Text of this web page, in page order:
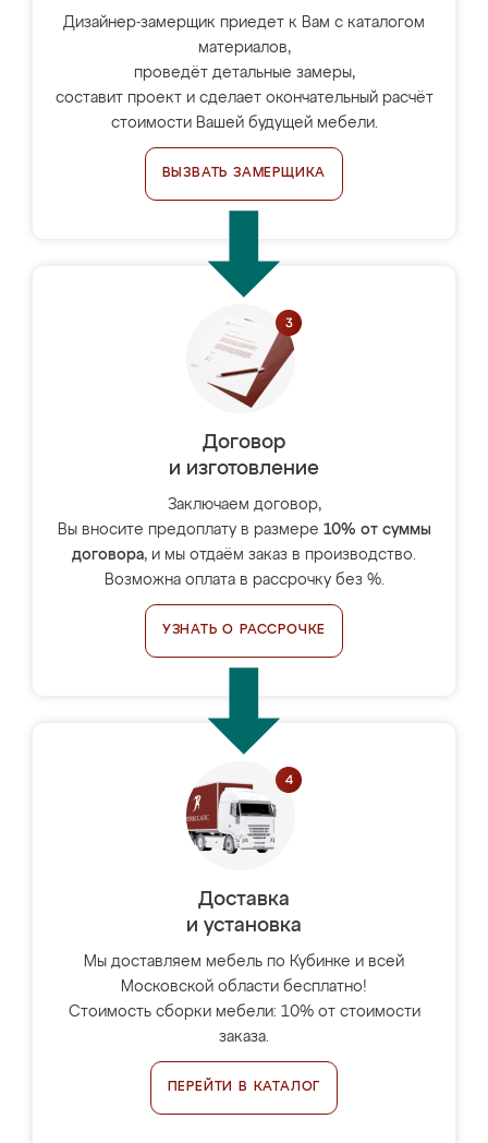
Дизайнер-замерщик приедет к Вам с каталогом
материалов,
проведёт детальные замеры,
составит проект и сделает окончательный расчёт
стоимости Вашей будущей мебели.
ВЫЗВАТЬ ЗАМЕРЩИКА
Договор
и изготовление
Заключаем договор,
Вы вносите предоплату в размере 10% от суммы
договора, и мы отдаём заказ в производство.
Возможна оплата в рассрочку без %.
УЗНАТЬ О РАССРОЧКЕ
Доставка
и установка
Мы доставляем мебель по Кубинке и всей
Московской области бесплатно!
Стоимость сборки мебели: 10% от стоимости
заказа.
ПЕРЕЙТИ В КАТАЛОГ